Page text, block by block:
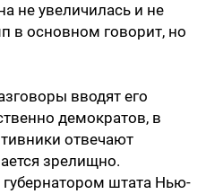
не увеличилась и не
в основном говорит, но
вводят его
демократов, в
отвечают
зрелищно.
штата Нью-